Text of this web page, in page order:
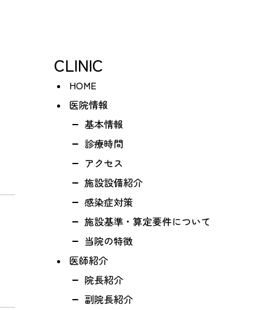
CLINIC
HOME
医院情報
基本情報
診療時間
アクセス
施設設備紹介
感染症対策
施設基準・算定要件について
当院の特徴
医師紹介
院長紹介
副院長紹介